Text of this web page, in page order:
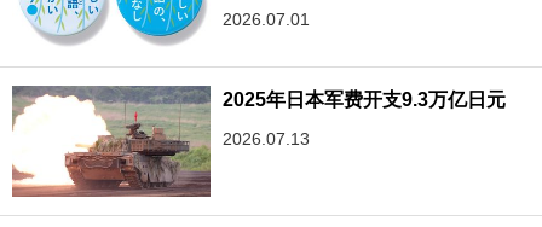
2026.07.01
2025年日本军费开支9.3万亿日元
2026.07.13